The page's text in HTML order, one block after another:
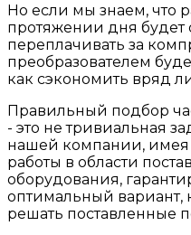
Но если мы знаем, что
протяжении дня
переплачивать за
преобразователем
как сэкономить вряд
Правильный подбор
- это не тривиальная
нашей компании, имея
работы в области
оборудования,
оптимальный вариант,
решать поставленные